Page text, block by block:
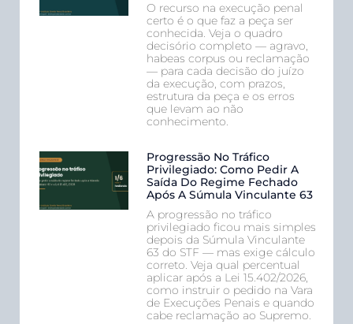
O recurso na execução penal
certo é o que faz a peça ser
conhecida. Veja o quadro
decisório completo — agravo,
habeas corpus ou reclamação
— para cada decisão do juízo
da execução, com prazos,
estrutura da peça e os erros
que levam ao não
conhecimento.
Progressão No Tráfico
Privilegiado: Como Pedir A
Saída Do Regime Fechado
Após A Súmula Vinculante 63
A progressão no tráfico
privilegiado ficou mais simples
depois da Súmula Vinculante
63 do STF — mas exige cálculo
correto. Veja qual percentual
aplicar após a Lei 15.402/2026,
como instruir o pedido na Vara
de Execuções Penais e quando
cabe reclamação ao Supremo.